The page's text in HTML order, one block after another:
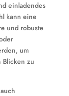
einladendes
kann eine
und robuste
um
zu